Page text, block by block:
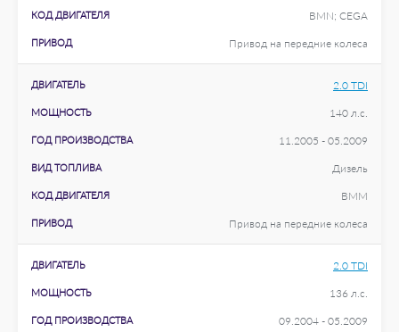
КОД ДВИГАТЕЛЯ BMN; CEGA
ПРИВОД Привод на передние колеса
ДВИГАТЕЛЬ 2.0 TDI
МОЩНОСТЬ 140 л.с.
ГОД ПРОИЗВОДСТВА 11.2005 - 05.2009
ВИД ТОПЛИВА Дизель
КОД ДВИГАТЕЛЯ BMM
ПРИВОД Привод на передние колеса
ДВИГАТЕЛЬ 2.0 TDI
МОЩНОСТЬ 136 л.с.
ГОД ПРОИЗВОДСТВА 09.2004 - 05.2009